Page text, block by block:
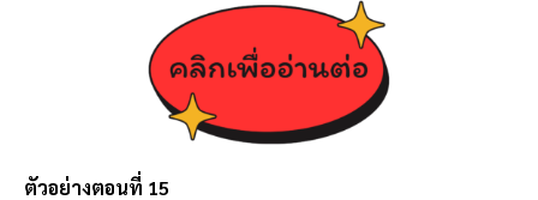
ตัวอย่างตอนที่ 15